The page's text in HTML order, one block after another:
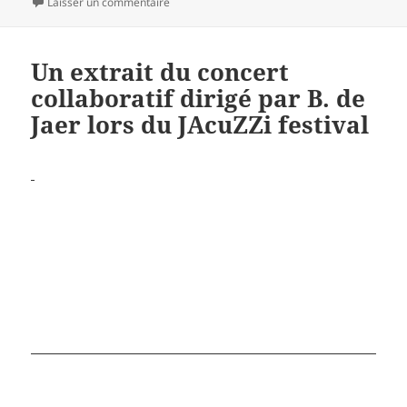
Un extrait du concert
collaboratif dirigé par B. de
Jaer lors du JAcuZZi festival